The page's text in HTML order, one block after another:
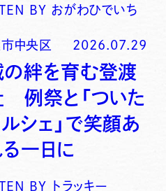
BY おがわひでいち
中央区 2026.07.29
の絆を育む登渡
例祭と「ついた
シェ」で笑顔あ
一日に
BY トラッキー